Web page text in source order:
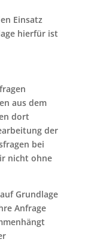
Einsatz
hierfür ist
aus dem
dort
der
bei
nicht ohne
Grundlage
Anfrage